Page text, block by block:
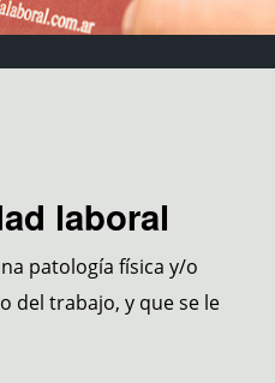
laboral
patología física y/o
del trabajo, y que se le